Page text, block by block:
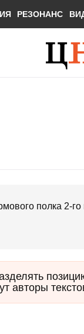
РЕЗОНАНС
полка 2-го
авторы